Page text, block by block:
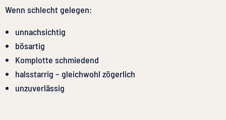
Wenn schlecht gelegen:
unnachsichtig
bösartig
Komplotte schmiedend
halsstarrig – gleichwohl zögerlich
unzuverlässig